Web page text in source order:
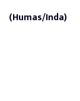
(Humas/Inda)